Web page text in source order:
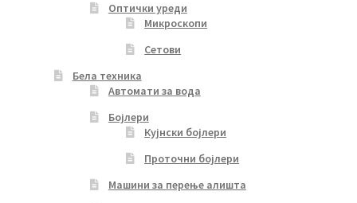
Оптички уреди
Микроскопи
Сетови
Бела техника
Автомати за вода
Бојлери
Кујнски бојлери
Проточни бојлери
Машини за перење алишта